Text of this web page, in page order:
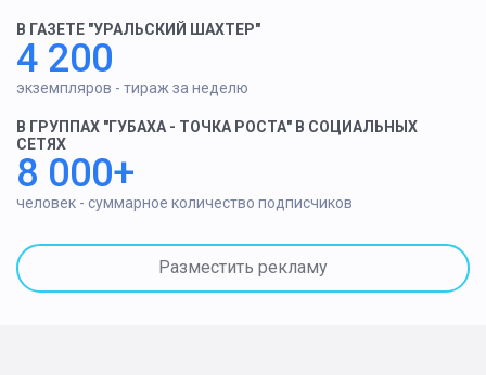
В ГАЗЕТЕ "УРАЛЬСКИЙ ШАХТЕР"
4 200
экземпляров - тираж за неделю
В ГРУППАХ "ГУБАХА - ТОЧКА РОСТА" В СОЦИАЛЬНЫХ
СЕТЯХ
8 000+
человек - суммарное количество подписчиков
Разместить рекламу